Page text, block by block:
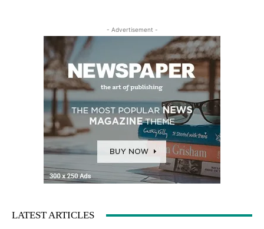
- Advertisement -
LATEST ARTICLES